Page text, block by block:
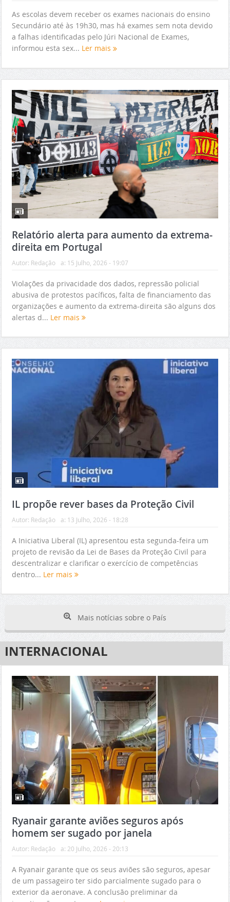
As escolas devem receber os exames nacionais do ensino
Secundário até às 19h30, mas há exames sem nota devido
a falhas identificadas pelo Júri Nacional de Exames,
informou esta sex... Ler mais
Relatório alerta para aumento da extrema-
direita em Portugal
Autor: Redação a: 15 Julho, 2026 - 19:07
Violações da privacidade dos dados, repressão policial
abusiva de protestos pacíficos, falta de financiamento das
organizações e aumento da extrema-direita são alguns dos
alertas d... Ler mais
IL propõe rever bases da Proteção Civil
Autor: Redação a: 13 Julho, 2026 - 18:28
A Iniciativa Liberal (IL) apresentou esta segunda-feira um
projeto de revisão da Lei de Bases da Proteção Civil para
descentralizar e clarificar o exercício de competências
dentro... Ler mais
Mais notícias sobre o País
INTERNACIONAL
Ryanair garante aviões seguros após
homem ser sugado por janela
Autor: Redação a: 20 Julho, 2026 - 20:13
A Ryanair garante que os seus aviões são seguros, apesar
de um passageiro ter sido parcialmente sugado para o
exterior da aeronave. A conclusão preliminar da